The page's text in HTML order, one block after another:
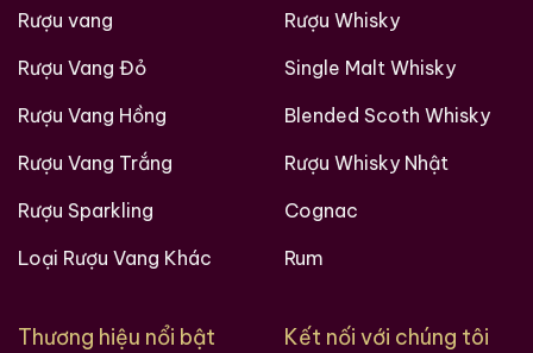
Rượu vang
Rượu Vang Đỏ
Rượu Vang Hồng
Rượu Vang Trắng
Rượu Sparkling
Loại Rượu Vang Khác
Rượu Whisky
Single Malt Whisky
Blended Scoth Whisky
Rượu Whisky Nhật
Cognac
Rum
Thương hiệu nổi bật Kết nối với chúng tôi